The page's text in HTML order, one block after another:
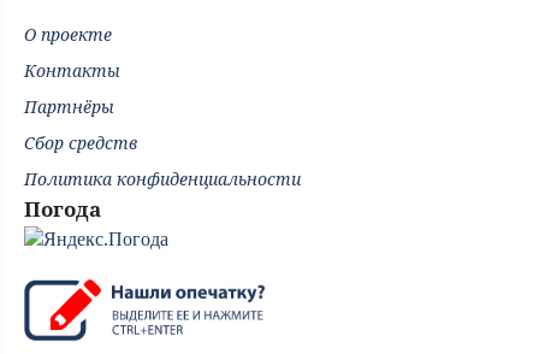
О проекте
Контакты
Партнёры
Сбор средств
Политика конфиденциальности
Погода